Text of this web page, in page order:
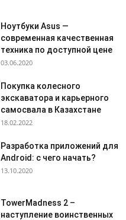
Ноутбуки Asus —
современная качественная
техника по доступной цене
03.06.2020
Покупка колесного
экскаватора и карьерного
самосвала в Казахстане
18.02.2022
Разработка приложений для
Android: с чего начать?
13.10.2020
TowerMadness 2 –
наступление воинственных